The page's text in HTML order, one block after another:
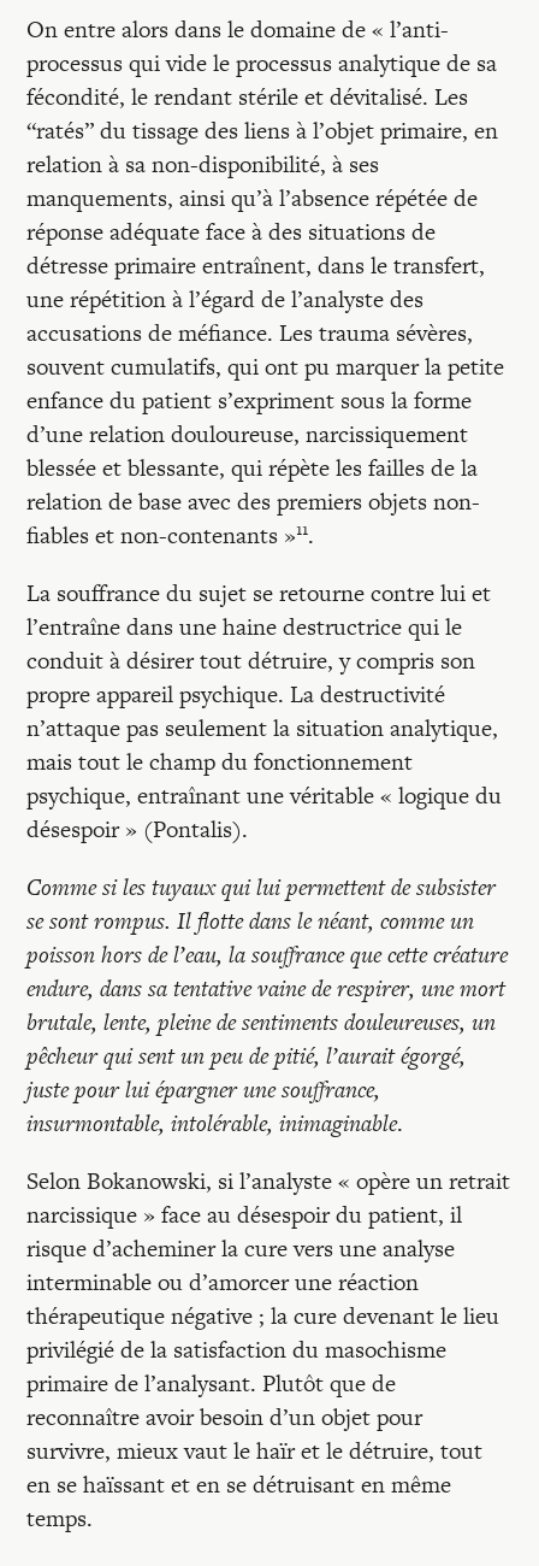
On entre alors dans le domaine de « l’anti-
processus qui vide le processus analytique de sa
fécondité, le rendant stérile et dévitalisé. Les
“ratés” du tissage des liens à l’objet primaire, en
relation à sa non-disponibilité, à ses
manquements, ainsi qu’à l’absence répétée de
réponse adéquate face à des situations de
détresse primaire entraînent, dans le transfert,
une répétition à l’égard de l’analyste des
accusations de méfiance. Les trauma sévères,
souvent cumulatifs, qui ont pu marquer la petite
enfance du patient s’expriment sous la forme
d’une relation douloureuse, narcissiquement
blessée et blessante, qui répète les failles de la
relation de base avec des premiers objets non-
fiables et non-contenants »11.
La souffrance du sujet se retourne contre lui et
l’entraîne dans une haine destructrice qui le
conduit à désirer tout détruire, y compris son
propre appareil psychique. La destructivité
n’attaque pas seulement la situation analytique,
mais tout le champ du fonctionnement
psychique, entraînant une véritable « logique du
désespoir » (Pontalis).
Comme si les tuyaux qui lui permettent de subsister
se sont rompus. Il flotte dans le néant, comme un
poisson hors de l’eau, la souffrance que cette créature
endure, dans sa tentative vaine de respirer, une mort
brutale, lente, pleine de sentiments douleureuses, un
pêcheur qui sent un peu de pitié, l’aurait égorgé,
juste pour lui épargner une souffrance,
insurmontable, intolérable, inimaginable.
Selon Bokanowski, si l’analyste « opère un retrait
narcissique » face au désespoir du patient, il
risque d’acheminer la cure vers une analyse
interminable ou d’amorcer une réaction
thérapeutique négative ; la cure devenant le lieu
privilégié de la satisfaction du masochisme
primaire de l’analysant. Plutôt que de
reconnaître avoir besoin d’un objet pour
survivre, mieux vaut le haïr et le détruire, tout
en se haïssant et en se détruisant en même
temps.